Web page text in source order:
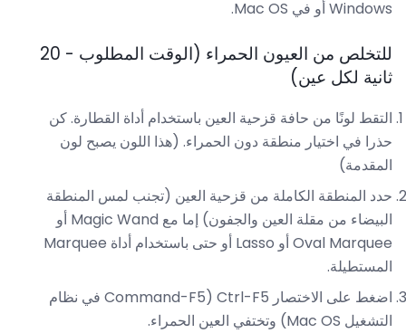
Windows أو في Mac OS.
للتخلص من العيون الحمراء (الوقت المطلوب - 20
ثانية لكل عين)
التقط لونًا من حافة قزحية العين باستخدام أداة القطارة. كن
حذرا في اختيار منطقة دون الحمراء. (هذا اللون يصبح لون
المقدمة)
حدد المنطقة الكاملة من قزحية العين (تجنب لمس المنطقة
البيضاء من مقلة العين والجفون) إما مع Magic Wand أو
Oval Marquee أو Lasso أو حتى باستخدام أداة Marquee
المستطيلة.
اضغط على الاختصار Ctrl-F5 (Command-F5 في نظام
التشغيل Mac OS) وتختفي العين الحمراء.